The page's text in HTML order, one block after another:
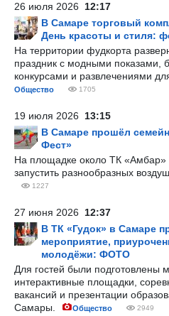
26 июля 2026 12:17
В Самаре торговый
День красоты и стиля:
На территории фудкорта
праздник с модными показами,
конкурсами и развлечениями
Общество 1705
19 июля 2026 13:15
В Самаре прошёл
Фест»
На площадке около ТК
запустить разнообразных
1227
27 июня 2026 12:37
В ТК «Гудок» в Самаре
мероприятие,
молодёжи: ФОТО
Для гостей были подготовлены
интерактивные площадки,
вакансий и презентации
Самары.
Общество 2949